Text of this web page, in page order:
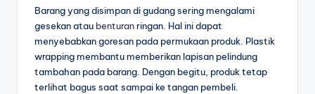
Barang yang disimpan di gudang sering mengalami
gesekan atau benturanringan. Hal ini dapat
menyebabkan goresan pada permukaan produk. Plastik
wrapping membantu memberikan lapisan pelindung
tambahan pada barang. Dengan begitu, produk tetap
terlihat bagus saat sampai ke tangan pembeli.